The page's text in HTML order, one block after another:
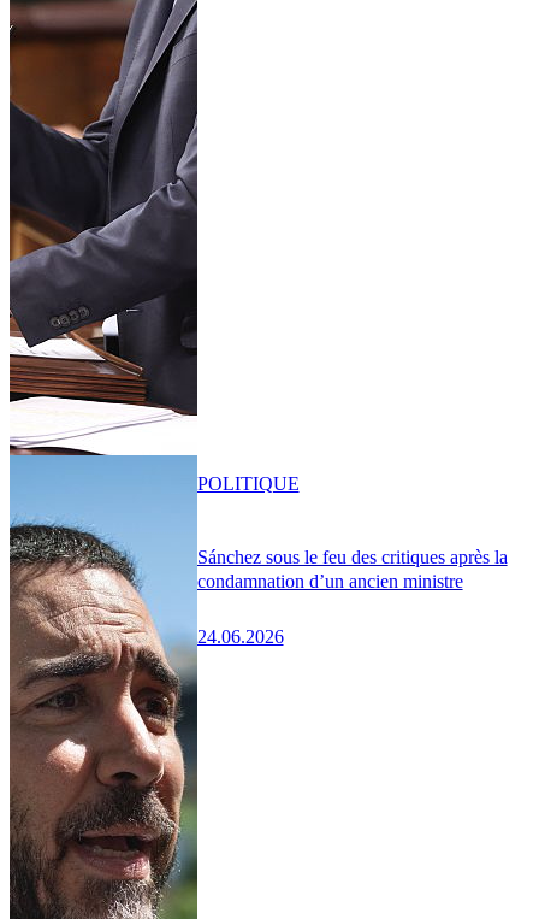
Sánchez sous le feu des critiques après la
condamnation d’un ancien ministre
24.06.2026
POLITIQUE